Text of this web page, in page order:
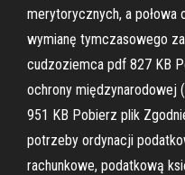
merytorycznych, a połowa
wymianę tymczasowego
cudzoziemca pdf 827 KB
ochrony międzynarodowej
951 KB Pobierz plik
potrzeby ordynacji
rachunkowe, podatkową